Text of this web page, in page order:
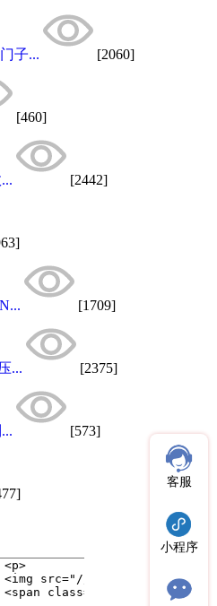
子... [2060]
[460]
[2442]
[1709]
... [2375]
[573]
客服
小程序